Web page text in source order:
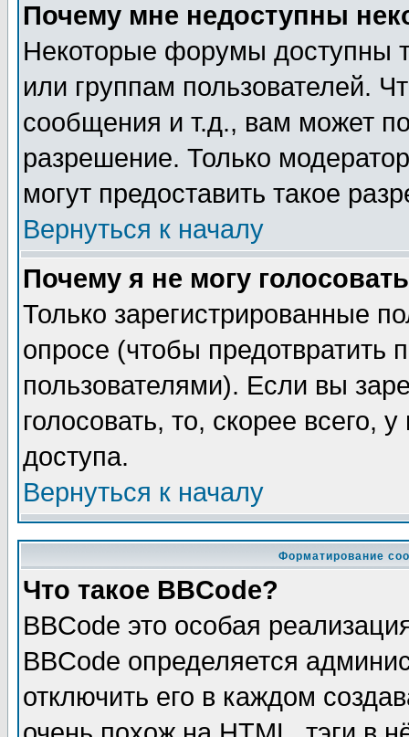
Почему мне недоступны
Некоторые форумы доступны
или группам пользователей.
сообщения и т.д., вам может
разрешение. Только
могут предоставить такое
Вернуться к началу
Почему я не могу
Только зарегистрированные
опросе (чтобы предотвратить
пользователями). Если вы
голосовать, то, скорее всего,
доступа.
Вернуться к началу
Форматирование
Что такое BBCode?
BBCode это особая
BBCode определяется
отключить его в каждом